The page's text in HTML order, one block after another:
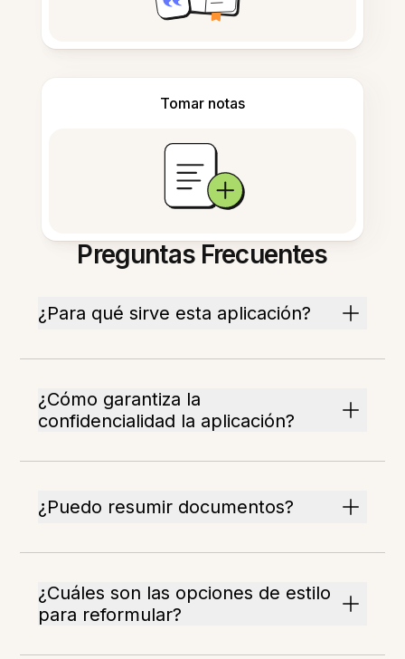
Tomar notas
Preguntas Frecuentes
¿Para qué sirve esta aplicación?
¿Cómo garantiza la
confidencialidad la aplicación?
¿Puedo resumir documentos?
¿Cuáles son las opciones de estilo
para reformular?